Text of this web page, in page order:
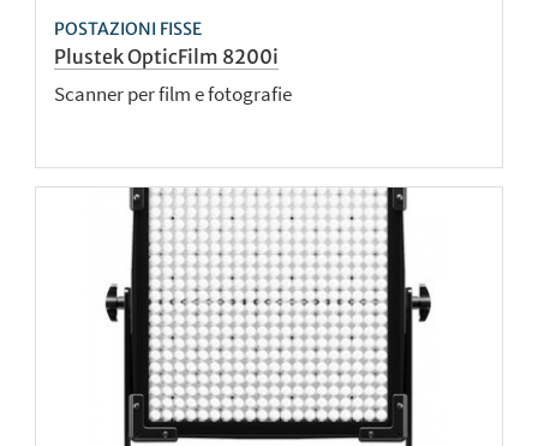
POSTAZIONI FISSE
Plustek OpticFilm 8200i
Scanner per film e fotografie